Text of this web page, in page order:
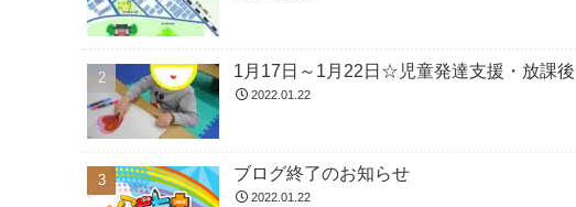
1月17日～1月22日☆児童発達支援・放課
2022.01.22
ブログ終了のお知らせ
2022.01.22